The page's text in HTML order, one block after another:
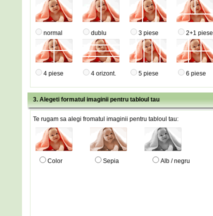
normal dublu 3 piese 2+1 piese
4 piese 4 orizont. 5 piese 6 piese
3. Alegeti formatul imaginii pentru tabloul tau
Te rugam sa alegi fromatul imaginii pentru tabloul tau:
Color Sepia Alb / negru